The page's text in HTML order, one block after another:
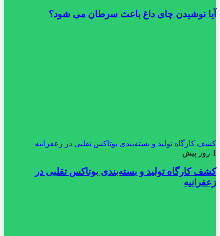
آیا نوشیدن چای داغ باعث سرطان می شود؟
کشف کارگاه تولید و بسته‌بندی بوتاکس تقلبی در زعفرانیه
1 روز پیش
کشف کارگاه تولید و بسته‌بندی بوتاکس تقلبی در
زعفرانیه